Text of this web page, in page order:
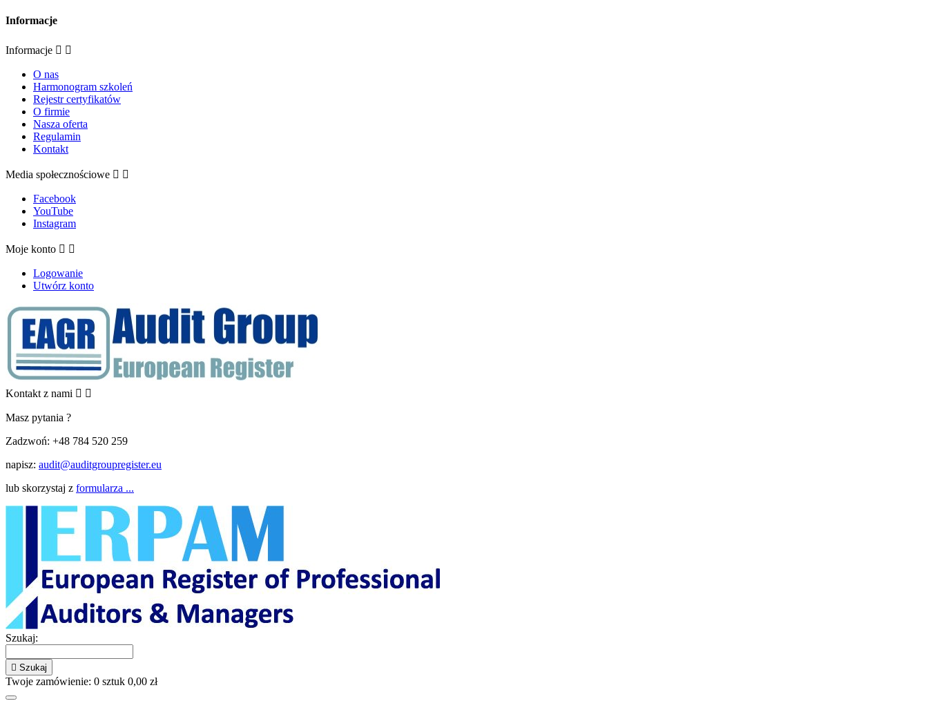
Informacje
Informacje  
O nas
Harmonogram szkoleń
Rejestr certyfikatów
O firmie
Nasza oferta
Regulamin
Kontakt
Media społecznościowe  
Facebook
YouTube
Instagram
Moje konto  
Logowanie
Utwórz konto
Kontakt z nami  
Masz pytania ?
Zadzwoń: +48 784 520 259
napisz: audit@auditgroupregister.eu
lub skorzystaj z formularza ...
Szukaj:
 Szukaj
Twoje zamówienie: 0 sztuk 0,00 zł